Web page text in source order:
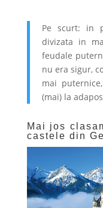
Pe scurt: in
divizata in
feudale
nu era sigur,
mai
(mai) la
Mai jos
castele din